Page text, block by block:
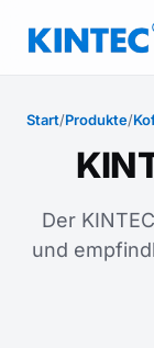
Start/Produkte/
Der
und